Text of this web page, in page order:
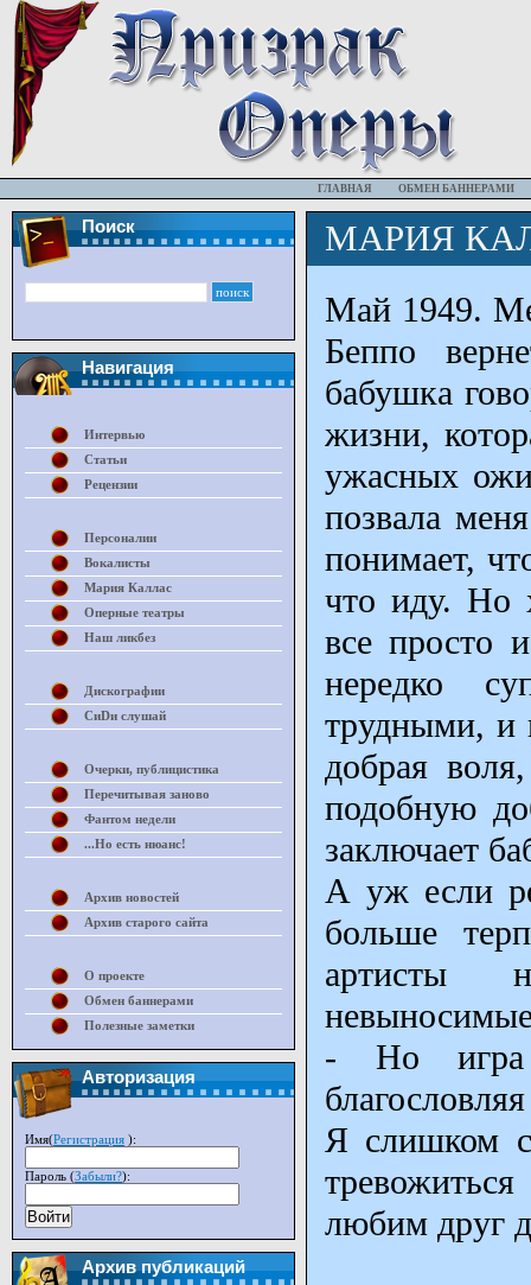
ГЛАВНАЯ ОБМЕН БАННЕРАМИ
МАРИЯ
Май 1949.
Беппо
бабушка
жизни,
ужасных
позвала
понимает,
что иду. Но
все просто
нередко
трудными, и
добрая
подобную
заключает
А уж если
больше
артисты
- Но игра
Я слишком
любим друг
Поиск
Навигация
Интервью
Статьи
Рецензии
Персоналии
Вокалисты
Мария Каллас
Оперные театры
Наш ликбез
Дискографии
СиDи слушай
Очерки, публицистика
Перечитывая заново
Фантом недели
...Но есть нюанс!
Архив новостей
Архив старого сайта
О проекте
Обмен баннерами
Полезные заметки
Авторизация
Имя(Регистрация ):
Пароль (Забыли?):
Войти
Архив публикаций